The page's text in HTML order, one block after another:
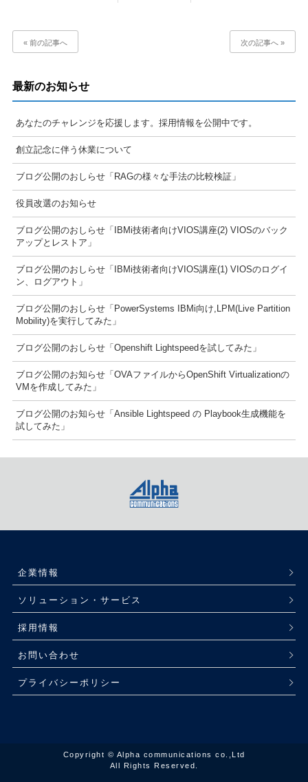
« 前の記事へ 次の記事へ »
最新のお知らせ
あなたのチャレンジを応援します。採用情報を公開中です。
創立記念に伴う休業について
ブログ公開のおしらせ「RAGの様々な手法の比較検証」
役員改選のお知らせ
ブログ公開のおしらせ「IBMi技術者向けVIOS講座(2) VIOSのバック
アップとレストア」
ブログ公開のおしらせ「IBMi技術者向けVIOS講座(1) VIOSのログイ
ン、ログアウト」
ブログ公開のおしらせ「PowerSystems IBMi向け,LPM(Live Partition
Mobility)を実行してみた」
ブログ公開のおしらせ「Openshift Lightspeedを試してみた」
ブログ公開のお知らせ「OVAファイルからOpenShift Virtualizationの
VMを作成してみた」
ブログ公開のお知らせ「Ansible Lightspeed の Playbook生成機能を
試してみた」
企業情報
ソリューション・サービス
採用情報
お問い合わせ
プライバシーポリシー
Copyright © Alpha communications co.,Ltd
All Rights Reserved.